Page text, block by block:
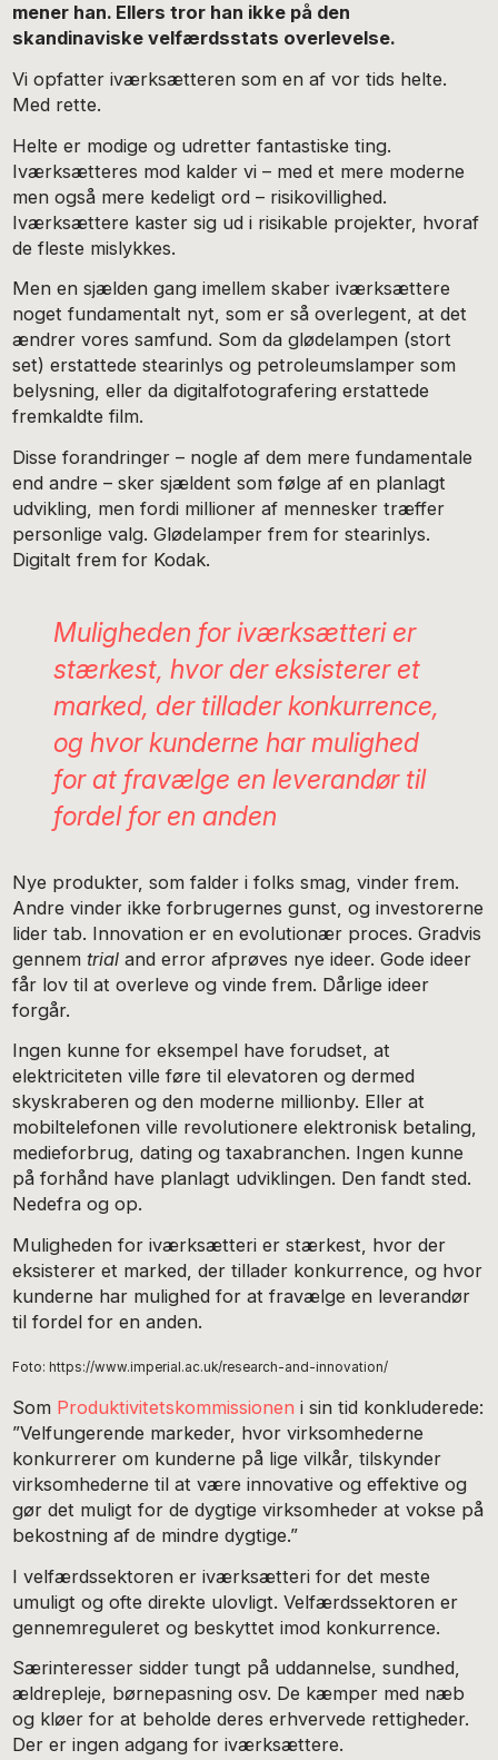
mener han. Ellers tror han ikke på den
skandinaviske velfærdsstats overlevelse.
Vi opfatter iværksætteren som en af vor tids helte.
Med rette.
Helte er modige og udretter fantastiske ting.
Iværksætteres mod kalder vi – med et mere moderne
men også mere kedeligt ord – risikovillighed.
Iværksættere kaster sig ud i risikable projekter, hvoraf
de fleste mislykkes.
Men en sjælden gang imellem skaber iværksættere
noget fundamentalt nyt, som er så overlegent, at det
ændrer vores samfund. Som da glødelampen (stort
set) erstattede stearinlys og petroleumslamper som
belysning, eller da digitalfotografering erstattede
fremkaldte film.
Disse forandringer – nogle af dem mere fundamentale
end andre – sker sjældent som følge af en planlagt
udvikling, men fordi millioner af mennesker træffer
personlige valg. Glødelamper frem for stearinlys.
Digitalt frem for Kodak.
Muligheden for iværksætteri er
stærkest, hvor der eksisterer et
marked, der tillader konkurrence,
og hvor kunderne har mulighed
for at fravælge en leverandør til
fordel for en anden
Nye produkter, som falder i folks smag, vinder frem.
Andre vinder ikke forbrugernes gunst, og investorerne
lider tab. Innovation er en evolutionær proces. Gradvis
gennemtrial and error afprøves nye ideer. Gode ideer
får lov til at overleve og vinde frem. Dårlige ideer
forgår.
Ingen kunne for eksempel have forudset, at
elektriciteten ville føre til elevatoren og dermed
skyskraberen og den moderne millionby. Eller at
mobiltelefonen ville revolutionere elektronisk betaling,
medieforbrug, dating og taxabranchen. Ingen kunne
på forhånd have planlagt udviklingen. Den fandt sted.
Nedefra og op.
Muligheden for iværksætteri er stærkest, hvor der
eksisterer et marked, der tillader konkurrence, og hvor
kunderne har mulighed for at fravælge en leverandør
til fordel for en anden.
Foto: https://www.imperial.ac.uk/research-and-innovation/
Som Produktivitetskommissionen i sin tid konkluderede:
”Velfungerende markeder, hvor virksomhederne
konkurrerer om kunderne på lige vilkår, tilskynder
virksomhederne til at være innovative og effektive og
gør det muligt for de dygtige virksomheder at vokse på
bekostning af de mindre dygtige.”
I velfærdssektoren er iværksætteri for det meste
umuligt og ofte direkte ulovligt. Velfærdssektoren er
gennemreguleret og beskyttet imod konkurrence.
Særinteresser sidder tungt på uddannelse, sundhed,
ældrepleje, børnepasning osv. De kæmper med næb
og kløer for at beholde deres erhvervede rettigheder.
Der er ingen adgang for iværksættere.